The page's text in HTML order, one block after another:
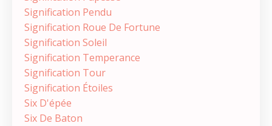
Signification Pendu
Signification Roue De Fortune
Signification Soleil
Signification Temperance
Signification Tour
Signification Étoiles
Six D'épée
Six De Baton